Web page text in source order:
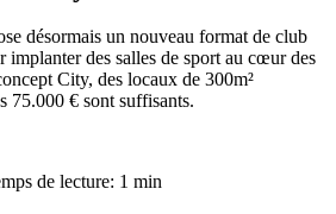
désormais un nouveau format de club
implanter des salles de sport au cœur des
City, des locaux de 300m²
75.000 € sont suffisants.
de lecture: 1 min